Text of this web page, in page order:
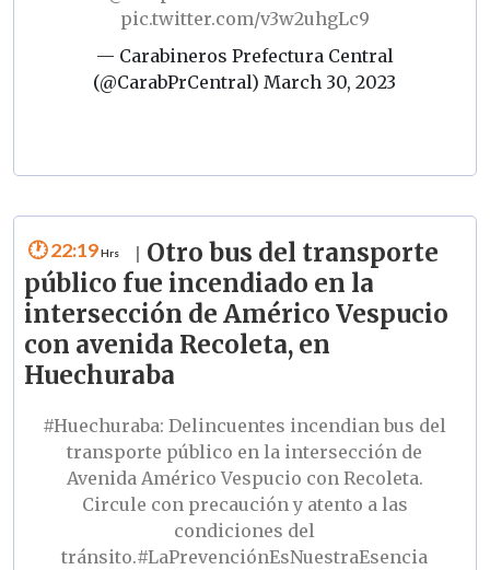
pic.twitter.com/v3w2uhgLc9
— Carabineros Prefectura Central
(@CarabPrCentral) March 30, 2023
22:19
Otro bus del transporte
público fue incendiado en la
intersección de Américo Vespucio
con avenida Recoleta, en
Huechuraba
#Huechuraba: Delincuentes incendian bus del
transporte público en la intersección de
Avenida Américo Vespucio con Recoleta.
Circule con precaución y atento a las
condiciones del
tránsito.#LaPrevenciónEsNuestraEsencia